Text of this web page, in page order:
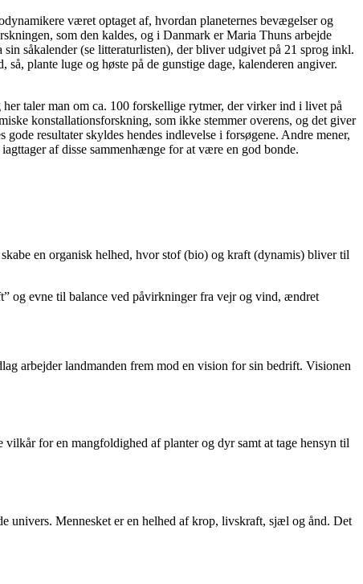
været optaget af, hvordan planeternes bevægelser og
som den kaldes, og i Danmark er Maria Thuns arbejde
såkalender (se litteraturlisten), der bliver udgivet på 21 sprog inkl.
plante luge og høste på de gunstige dage, kalenderen angiver.
taler man om ca. 100 forskellige rytmer, der virker ind i livet på
konstallationsforskning, som ikke stemmer overens, og det giver
resultater skyldes hendes indlevelse i forsøgene. Andre mener,
af disse sammenhænge for at være en god bonde.
en organisk helhed, hvor stof (bio) og kraft (dynamis) bliver til
og evne til balance ved påvirkninger fra vejr og vind, ændret
arbejder landmanden frem mod en vision for sin bedrift. Visionen
for en mangfoldighed af planter og dyr samt at tage hensyn til
univers. Mennesket er en helhed af krop, livskraft, sjæl og ånd. Det